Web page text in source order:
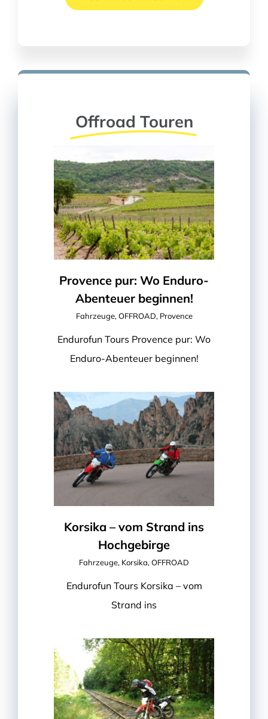
Offroad Touren
Provence pur: Wo Enduro-
Abenteuer beginnen!
Fahrzeuge, OFFROAD, Provence
Endurofun Tours Provence pur: Wo
Enduro-Abenteuer beginnen!
Korsika – vom Strand ins
Hochgebirge
Fahrzeuge, Korsika, OFFROAD
Endurofun Tours Korsika – vom
Strand ins